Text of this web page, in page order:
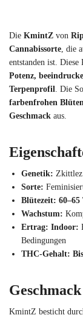
Die KmintZ von
Cannabissorte, die
entstanden ist.
Potenz,
Terpenprofil. Die
farbenfrohen
Geschmack aus.
Genetik:
Sorte:
Blütezeit: 60–65
Wachstum:
Ertrag: Indoor:
Bedingungen
THC-Gehalt:
KmintZ besticht